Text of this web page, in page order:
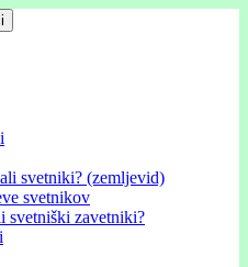
svetniki? (zemljevid)
svetnikov
svetniški zavetniki?